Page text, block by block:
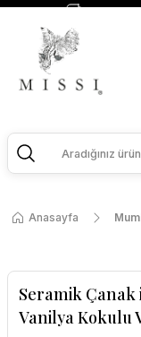
Anasayfa
Seramik Çanak
Vanilya Kokulu